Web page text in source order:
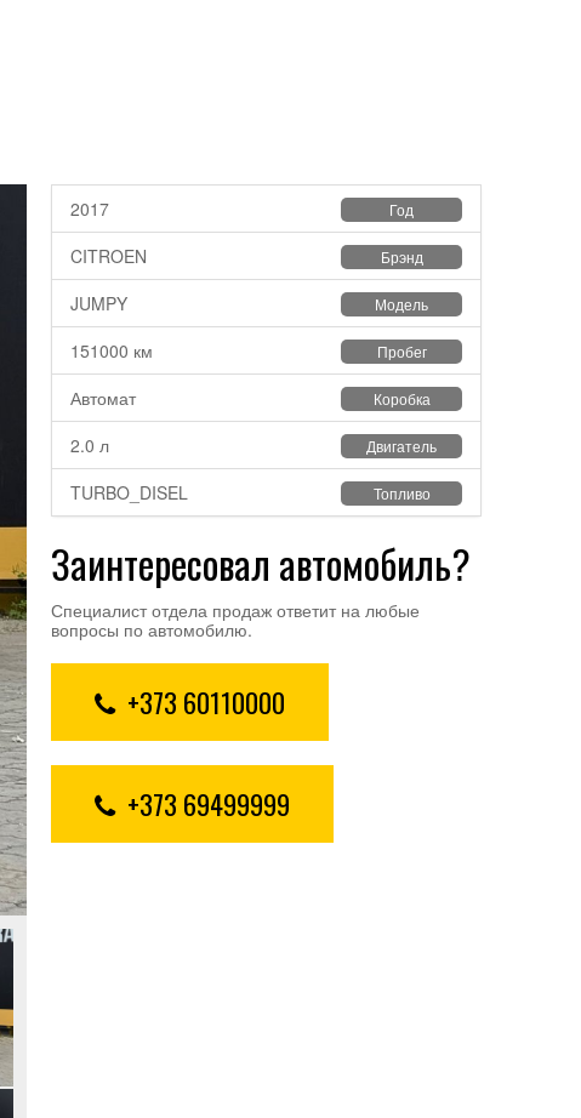
Год
2017
Брэнд
CITROEN
Модель
JUMPY
Пробег
151000 км
Коробка
Автомат
Двигатель
2.0 л
Топливо
TURBO_DISEL
Заинтересовал автомобиль?
Специалист отдела продаж ответит на любые
вопросы по автомобилю.
+373 60110000
+373 69499999